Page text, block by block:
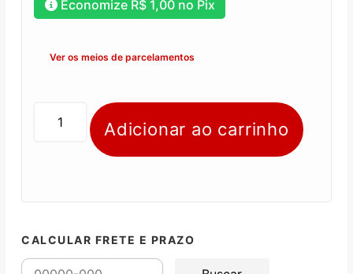
Economize R$1,00no Pix
Ver os meios de parcelamentos
Adicionar ao carrinho
CALCULAR FRETE E PRAZO